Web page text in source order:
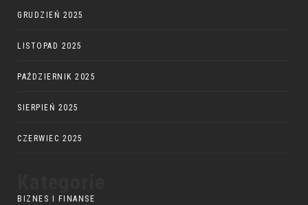
GRUDZIEŃ 2025
LISTOPAD 2025
PAŹDZIERNIK 2025
SIERPIEŃ 2025
CZERWIEC 2025
BIZNES I FINANSE